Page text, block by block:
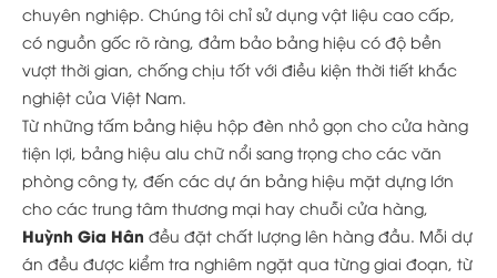
chuyên nghiệp. Chúng tôi chỉ sử dụng vật liệu cao cấp,
có nguồn gốc rõ ràng, đảm bảo bảng hiệu có độ bền
vượt thời gian, chống chịu tốt với điều kiện thời tiết khắc
nghiệt của Việt Nam.
Từ những tấm bảng hiệu hộp đèn nhỏ gọn cho cửa hàng
tiện lợi, bảng hiệu alu chữ nổi sang trọng cho các văn
phòng công ty, đến các dự án bảng hiệu mặt dựng lớn
cho các trung tâm thương mại hay chuỗi cửa hàng,
Huỳnh Gia Hân đều đặt chất lượng lên hàng đầu. Mỗi dự
án đều được kiểm tra nghiêm ngặt qua từng giai đoạn, từ